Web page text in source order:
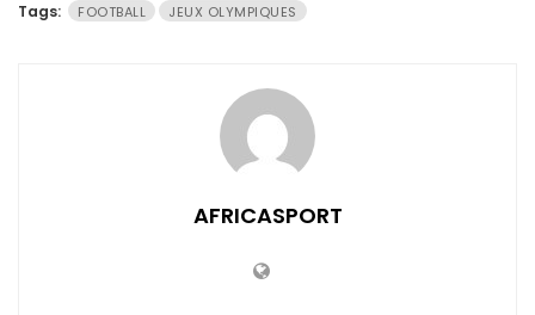
Tags: FOOTBALL JEUX OLYMPIQUES
AFRICASPORT